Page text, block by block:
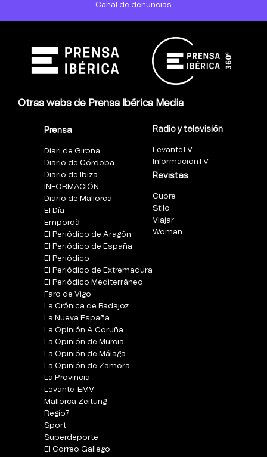
Canal de denuncias
Otras webs de Prensa Ibérica Media
Prensa
Diari de Girona
Diario de Córdoba
Diario de Ibiza
INFORMACIÓN
Diario de Mallorca
El Día
Empordà
El Periódico de Aragón
El Periódico de España
El Periódico
El Periódico de Extremadura
El Periódico Mediterráneo
Faro de Vigo
La Crónica de Badajoz
La Nueva España
La Opinión A Coruña
La Opinión de Murcia
La Opinión de Málaga
La Opinión de Zamora
La Provincia
Levante-EMV
Mallorca Zeitung
Regio7
Sport
Superdeporte
El Correo Gallego
Radio y televisión
LevanteTV
InformacionTV
Revistas
Cuore
Stilo
Viajar
Woman